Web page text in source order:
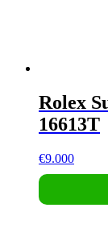
Rolex
16613T
€9.000